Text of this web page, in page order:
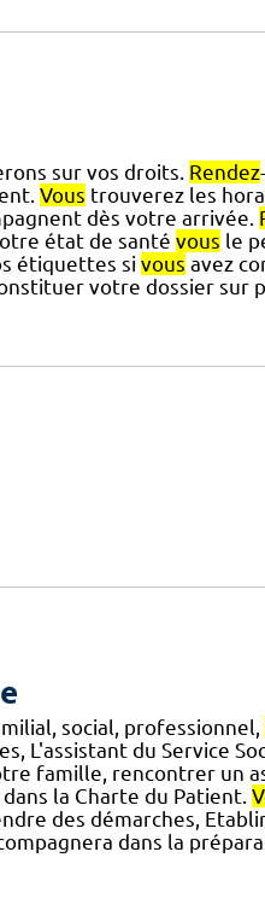
sur vos droits. Rendez-
Vous trouverez les
dès votre arrivée.
état de santé vous le
étiquettes si vous avez
votre dossier sur
social, professionnel,
L'assistant du Service
famille, rencontrer un
la Charte du Patient.
des démarches,
dans la